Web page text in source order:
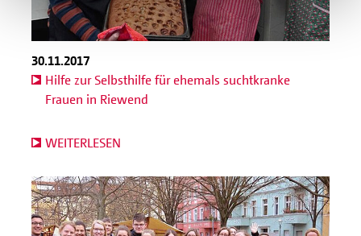
30.11.2017
Hilfe zur Selbsthilfe für ehemals suchtkranke
Frauen in Riewend
WEITERLESEN